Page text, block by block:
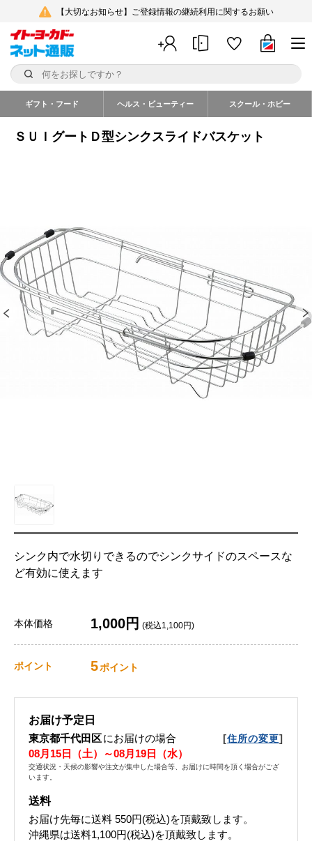
【大切なお知らせ】ご登録情報の継続利用に関するお願い
ギフト・フード ヘルス・ビューティー スクール・ホビー
ＳＵＩグートＤ型シンクスライドバスケット
シンク内で水切りできるのでシンクサイドのスペースな
ど有効に使えます
本体価格 1,000円 (税込1,100円)
ポイント 5ポイント
お届け予定日
東京都千代田区にお届けの場合 [住所の変更]
08月15日（土）～08月19日（水）
交通状況・天候の影響や注文が集中した場合等、お届けに時間を頂く場合がござ
います。
送料
お届け先毎に送料 550円(税込)を頂戴致します。
沖縄県は送料1,100円(税込)を頂戴致します。